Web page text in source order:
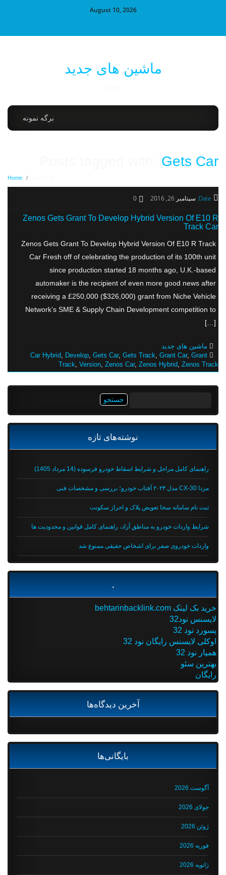
August 10, 2026
ماشین های جدید
برگه نمونه
Posts tagged with:Gets Car
Home
Date: سپتامبر 26, 2016 0
Zenos Gets Grant To Develop Hybrid Version Of E10 R
Track Car
Zenos Gets Grant To Develop Hybrid Version Of E10 R Track
Car Fresh off of celebrating the production of its 100th unit
since production started 18 months ago, U.K.-based
automaker is the recipient of even more good news after
receiving a £250,000 ($326,000) grant from Niche Vehicle
Network’s SME & Supply Chain Development competition to
[…]
ماشین های جدید
Car Hybrid,Develop,Gets Car,Gets Track,Grant Car,Grant
Track,Version,Zenos Car,Zenos Hybrid,Zenos Track
نوشته‌های تازه
راهنمای کامل مراحل و شرایط اسقاط خودرو فرسوده (14 مرداد 1405)
مزدا CX-30 مدل ۲۰۲۴ آفتاب خودرو؛ بررسی و مشخصات فنی
ثبت نام سامانه سخا تعویض پلاک و احراز سکونت
شرایط واردات خودرو به مناطق آزاد، راهنمای کامل قوانین و محدودیت ها
واردات خودروی صفر برای اشخاص حقیقی ممنوع شد
خرید بک لینک behtarinbacklink.com
لایسنس نود32
پسورد نود 32
اوکلی لایسنس رایگان نود 32
همیار نود 32
بهترین سئو
رایگان
آخرین دیدگاه‌ها
بایگانی‌ها
آگوست 2026
جولای 2026
ژوئن 2026
فوریه 2026
ژانویه 2026